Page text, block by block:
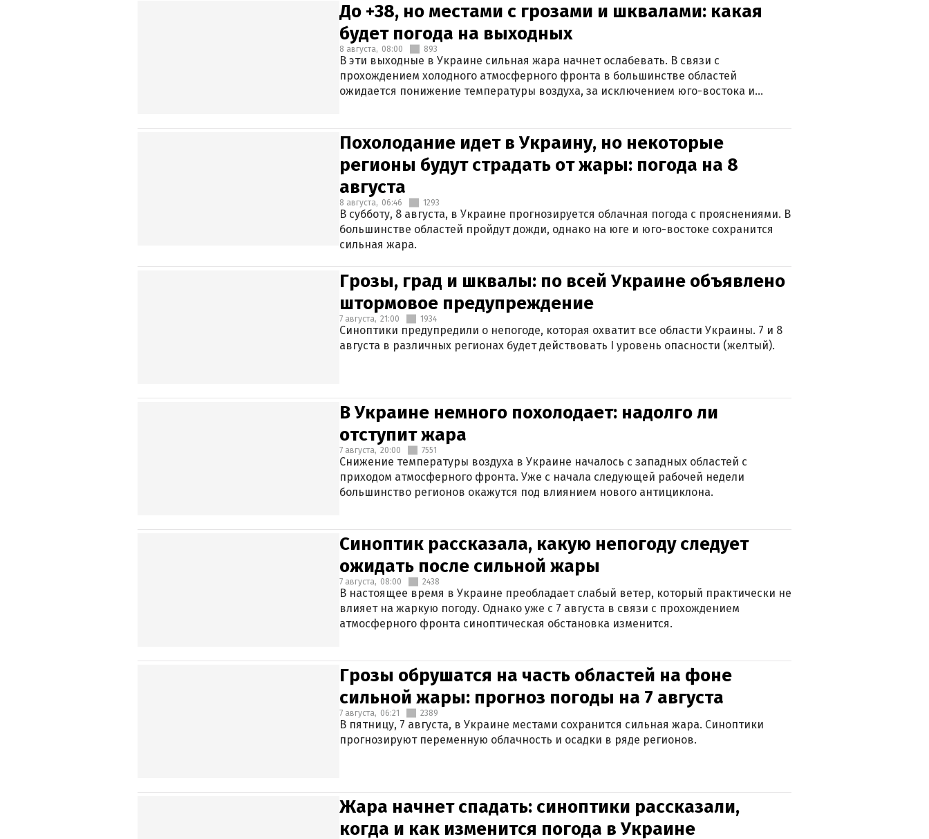
До +38, но местами с грозами и шквалами: какая
будет погода на выходных
8 августа, 08:00 893
В эти выходные в Украине сильная жара начнет ослабевать. В связи с
прохождением холодного атмосферного фронта в большинстве областей
ожидается понижение температуры воздуха, за исключением юго-востока и
Похолодание идет в Украину, но некоторые
регионы будут страдать от жары: погода на 8
августа
8 августа, 06:46 1293
В субботу, 8 августа, в Украине прогнозируется облачная погода с прояснениями. В
большинстве областей пройдут дожди, однако на юге и юго-востоке сохранится
сильная жара.
Грозы, град и шквалы: по всей Украине объявлено
штормовое предупреждение
7 августа, 21:00 1934
Синоптики предупредили о непогоде, которая охватит все области Украины. 7 и 8
августа в различных регионах будет действовать I уровень опасности (желтый).
В Украине немного похолодает: надолго ли
отступит жара
7 августа, 20:00 7551
Снижение температуры воздуха в Украине началось с западных областей с
приходом атмосферного фронта. Уже с начала следующей рабочей недели
большинство регионов окажутся под влиянием нового антициклона.
Синоптик рассказала, какую непогоду следует
ожидать после сильной жары
7 августа, 08:00 2438
В настоящее время в Украине преобладает слабый ветер, который практически не
влияет на жаркую погоду. Однако уже с 7 августа в связи с прохождением
атмосферного фронта синоптическая обстановка изменится.
Грозы обрушатся на часть областей на фоне
сильной жары: прогноз погоды на 7 августа
7 августа, 06:21 2389
В пятницу, 7 августа, в Украине местами сохранится сильная жара. Синоптики
прогнозируют переменную облачность и осадки в ряде регионов.
Жара начнет спадать: синоптики рассказали,
когда и как изменится погода в Украине